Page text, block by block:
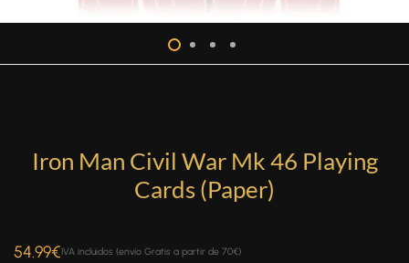
Iron Man Civil War Mk 46 Playing
Cards (Paper)
54.99€IVA incluidos (envío Gratis a partir de 70€)